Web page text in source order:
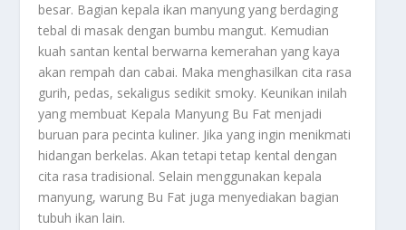
besar. Bagian kepala ikan manyung yang berdaging
tebal di masak dengan bumbu mangut. Kemudian
kuah santan kental berwarna kemerahan yang kaya
akan rempah dan cabai. Maka menghasilkan cita rasa
gurih, pedas, sekaligus sedikit smoky. Keunikan inilah
yang membuat Kepala Manyung Bu Fat menjadi
buruan para pecinta kuliner. Jika yang ingin menikmati
hidangan berkelas. Akan tetapi tetap kental dengan
cita rasa tradisional. Selain menggunakan kepala
manyung, warung Bu Fat juga menyediakan bagian
tubuh ikan lain.